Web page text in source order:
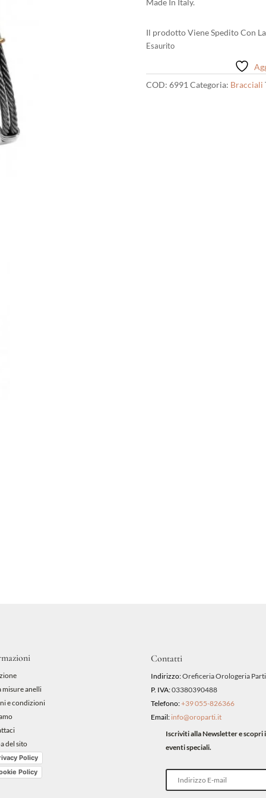
Made In Italy.
Il prodotto Viene Spedito Con La
Esaurito
COD: 6991 Categoria: Bracciali
misure anelli
e condizioni
del sito
Policy
Policy
Contatti
Indirizzo:Oreficeria Orologeria Parti
P. IVA:03380390488
Telefono:+39 055-826366
Email: info@oroparti.it
Iscriviti alla Newsletter e
eventi speciali.